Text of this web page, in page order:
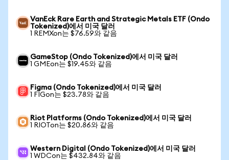
VanEck Rare Earth and Strategic Metals ETF (Ondo
Tokenized)에서 미국 달러
1 REMXon는 $76.59와 같음
GameStop (Ondo Tokenized)에서 미국 달러
1 GMEon는 $19.45와 같음
Figma (Ondo Tokenized)에서 미국 달러
1 FIGon는 $23.78와 같음
Riot Platforms (Ondo Tokenized)에서 미국 달러
1 RIOTon는 $20.86와 같음
Western Digital (Ondo Tokenized)에서 미국 달러
1 WDCon는 $432.84와 같음